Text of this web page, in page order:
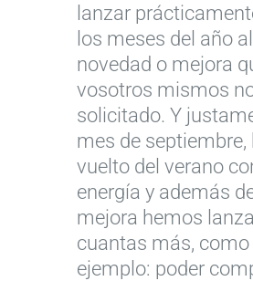
lanzar
los meses del año
novedad o mejora
vosotros mismos
solicitado. Y
mes de septiembre,
vuelto del verano
energía y además
mejora hemos
cuantas más, como
ejemplo: poder